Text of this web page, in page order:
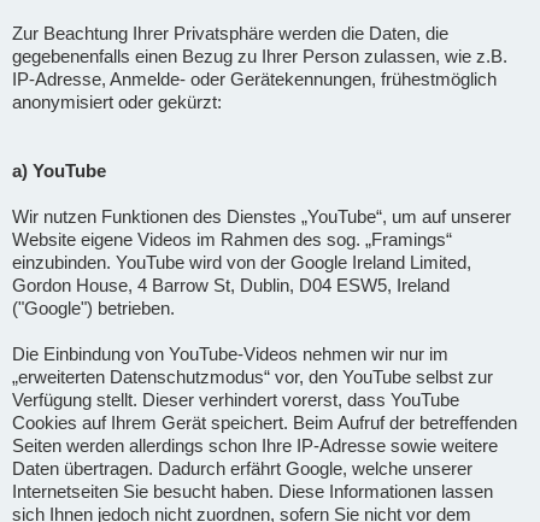
Zur Beachtung Ihrer Privatsphäre werden die Daten, die
gegebenenfalls einen Bezug zu Ihrer Person zulassen, wie z.B.
IP-Adresse, Anmelde- oder Gerätekennungen, frühestmöglich
anonymisiert oder gekürzt:
a) YouTube
Wir nutzen Funktionen des Dienstes „YouTube“, um auf unserer
Website eigene Videos im Rahmen des sog. „Framings“
einzubinden. YouTube wird von der Google Ireland Limited,
Gordon House, 4 Barrow St, Dublin, D04 ESW5, Ireland
("Google") betrieben.
Die Einbindung von YouTube-Videos nehmen wir nur im
„erweiterten Datenschutzmodus“ vor, den YouTube selbst zur
Verfügung stellt. Dieser verhindert vorerst, dass YouTube
Cookies auf Ihrem Gerät speichert. Beim Aufruf der betreffenden
Seiten werden allerdings schon Ihre IP-Adresse sowie weitere
Daten übertragen. Dadurch erfährt Google, welche unserer
Internetseiten Sie besucht haben. Diese Informationen lassen
sich Ihnen jedoch nicht zuordnen, sofern Sie nicht vor dem